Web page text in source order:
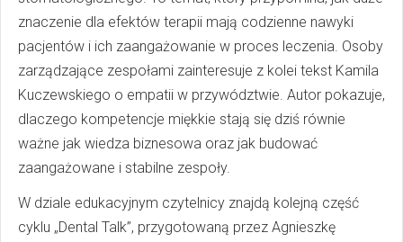
znaczenie dla efektów terapii mają codzienne nawyki
pacjentów i ich zaangażowanie w proces leczenia. Osoby
zarządzające zespołami zainteresuje z kolei tekst Kamila
Kuczewskiego o empatii w przywództwie. Autor pokazuje,
dlaczego kompetencje miękkie stają się dziś równie
ważne jak wiedza biznesowa oraz jak budować
zaangażowane i stabilne zespoły.
W dziale edukacyjnym czytelnicy znajdą kolejną część
cyklu „Dental Talk”, przygotowaną przez Agnieszkę